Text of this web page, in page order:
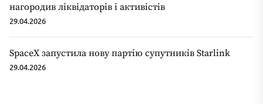
нагородив ліквідаторів і активістів
29.04.2026
SpaceX запустила нову партію супутників Starlink
29.04.2026